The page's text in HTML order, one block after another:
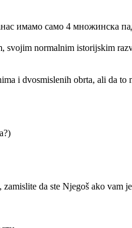
имамо само 4 множинска
normalnim istorijskim
i dvosmislenih obrta, ali da
da ste Njegoš ako vam